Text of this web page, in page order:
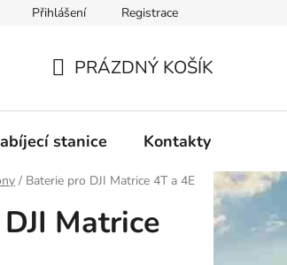
Přihlášení Registrace
KOŠÍK
PRÁZDNÝ KOŠÍK
stanice Kontakty
/ Baterie pro DJI Matrice 4T a 4E
Matrice